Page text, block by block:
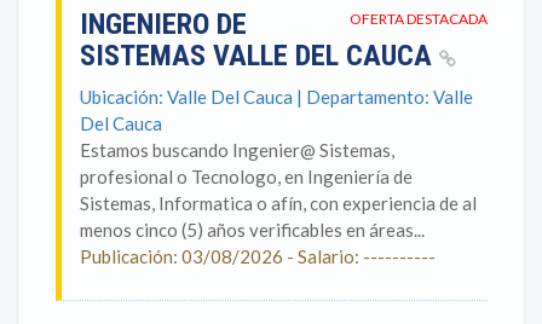
OFERTA DESTACADA
INGENIERO DE
SISTEMAS VALLE DEL CAUCA
Ubicación: Valle Del Cauca | Departamento: Valle
Del Cauca
Estamos buscando Ingenier@ Sistemas,
profesional o Tecnologo, en Ingeniería de
Sistemas, Informatica o afín, con experiencia de al
menos cinco (5) años verificables en áreas...
Publicación: 03/08/2026 - Salario: ----------